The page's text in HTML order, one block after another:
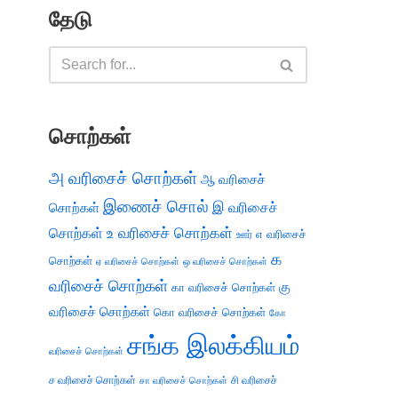
தேடு
சொற்கள்
அ வரிசைச் சொற்கள் ஆ வரிசைச்
சொற்கள் இணைச் சொல் இ வரிசைச்
சொற்கள் உ வரிசைச் சொற்கள் ஊர் எ வரிசைச்
சொற்கள் ஏ வரிசைச் சொற்கள் ஒ வரிசைச் சொற்கள் க
வரிசைச் சொற்கள் கா வரிசைச் சொற்கள் கு
வரிசைச் சொற்கள் கொ வரிசைச் சொற்கள் கோ
வரிசைச் சொற்கள் சங்க இலக்கியம்
ச வரிசைச் சொற்கள் சா வரிசைச் சொற்கள் சி வரிசைச்